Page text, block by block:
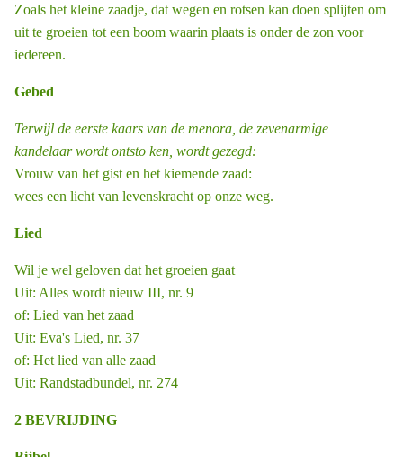
Zoals het kleine zaadje, dat wegen en rotsen kan doen splijten om
uit te groeien tot een boom waarin plaats is onder de zon voor
iedereen.
Gebed
Terwijl de eerste kaars van de menora, de zevenarmige
kandelaar wordt ontsto ­ken, wordt gezegd:
Vrouw van het gist en het kiemende zaad:
wees een licht van levenskracht op onze weg.
Lied
Wil je wel geloven dat het groeien gaat
Uit: Alles wordt nieuw III, nr. 9
of: Lied van het zaad
Uit: Eva's Lied, nr. 37
of: Het lied van alle zaad
Uit: Randstadbundel, nr. 274
2 BEVRIJDING